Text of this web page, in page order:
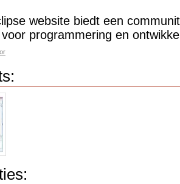
website biedt een
voor programmering en